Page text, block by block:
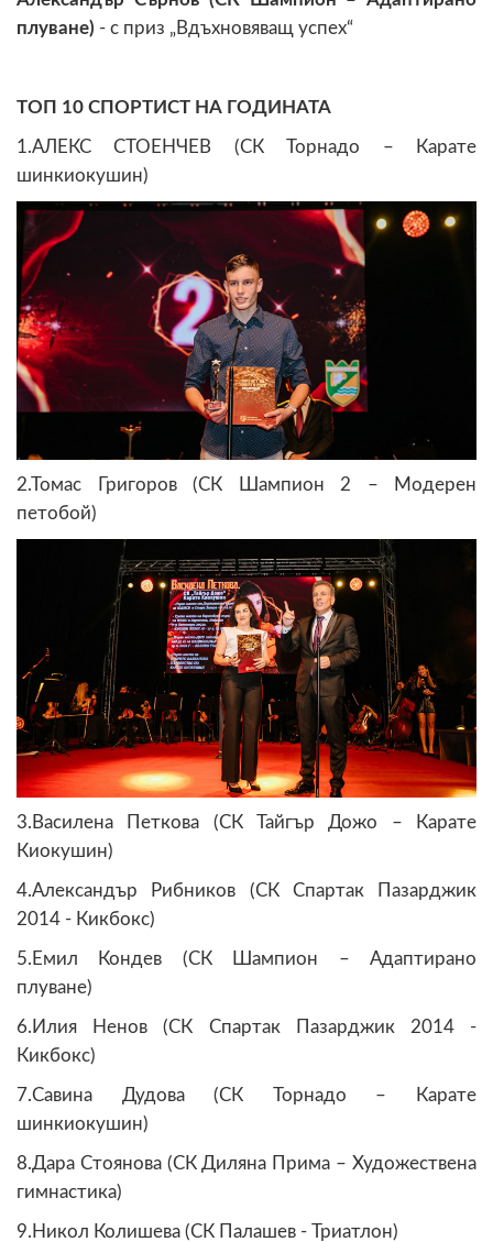
плуване) - с приз „Вдъхновяващ успех“
ТОП 10 СПОРТИСТ НА ГОДИНАТА
1.АЛЕКС СТОЕНЧЕВ (СК Торнадо – Карате
шинкиокушин)
2.Томас Григоров (СК Шампион 2 – Модерен
петобой)
3.Василена Петкова (СК Тайгър Дожо – Карате
Киокушин)
4.Александър Рибников (СК Спартак Пазарджик
2014 - Кикбокс)
5.Емил Кондев (СК Шампион – Адаптирано
плуване)
6.Илия Ненов (СК Спартак Пазарджик 2014 -
Кикбокс)
7.Савина Дудова (СК Торнадо – Карате
шинкиокушин)
8.Дара Стоянова (СК Диляна Прима – Художествена
гимнастика)
9.Никол Колишева (СК Палашев - Триатлон)